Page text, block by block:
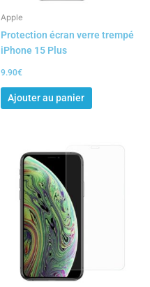
Apple
Protection écran verre trempé
iPhone 15 Plus
9.90€
Ajouter au panier